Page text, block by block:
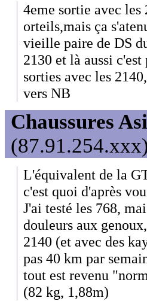
4eme sortie avec
orteils,mais ça
vieille paire de DS
2130 et là aussi
sorties avec les
vers NB
Chaussures
L'équivalent de la
c'est quoi d'après
J'ai testé les 768,
douleurs aux
2140 (et avec des
pas 40 km par
tout est revenu
(82 kg, 1,88m)